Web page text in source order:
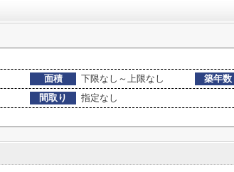
面積 下限なし～上限なし 築年数
間取り
指定なし